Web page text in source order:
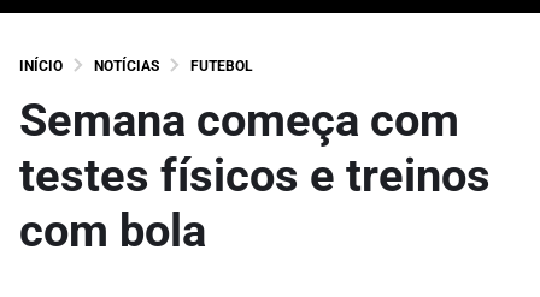
INÍCIO NOTÍCIAS FUTEBOL
Semana começa com
testes físicos e treinos
com bola